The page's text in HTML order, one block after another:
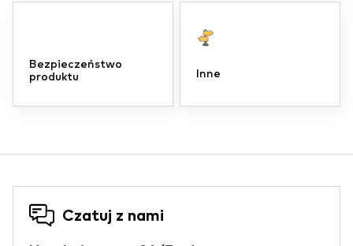
Bezpieczeństwo
produktu
Inne
Czatuj z nami